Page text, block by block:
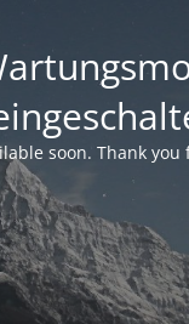
soon. Thank